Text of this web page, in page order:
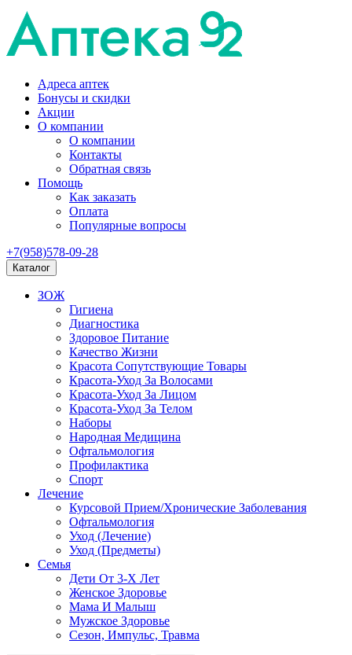
Адреса аптек
Бонусы и скидки
Акции
О компании
О компании
Контакты
Обратная связь
Помощь
Как заказать
Оплата
Популярные вопросы
+7(958)578-09-28
Каталог
ЗОЖ
Гигиена
Диагностика
Здоровое Питание
Качество Жизни
Красота Сопутствующие Товары
Красота-Уход За Волосами
Красота-Уход За Лицом
Красота-Уход За Телом
Наборы
Народная Медицина
Офтальмология
Профилактика
Спорт
Лечение
Курсовой Прием/Хронические Заболевания
Офтальмология
Уход (Лечение)
Уход (Предметы)
Семья
Дети От 3-Х Лет
Женское Здоровье
Мама И Малыш
Мужское Здоровье
Сезон, Импульс, Травма